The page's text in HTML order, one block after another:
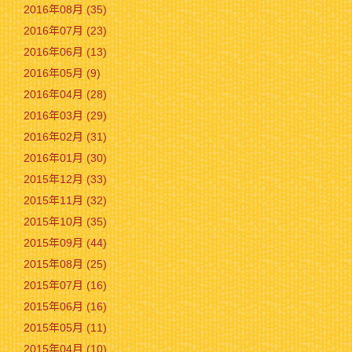
2016年08月 (35)
2016年07月 (23)
2016年06月 (13)
2016年05月 (9)
2016年04月 (28)
2016年03月 (29)
2016年02月 (31)
2016年01月 (30)
2015年12月 (33)
2015年11月 (32)
2015年10月 (35)
2015年09月 (44)
2015年08月 (25)
2015年07月 (16)
2015年06月 (16)
2015年05月 (11)
2015年04月 (10)